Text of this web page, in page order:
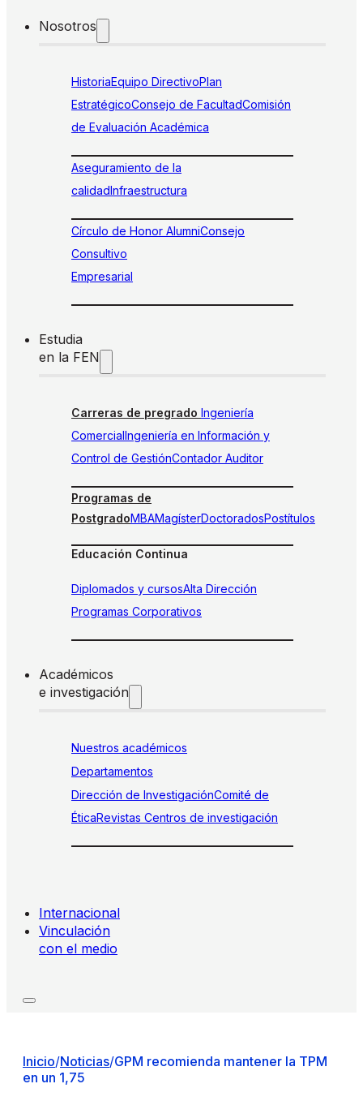
Nosotros
HistoriaEquipo DirectivoPlan
EstratégicoConsejo de FacultadComisión
de Evaluación Académica
Aseguramiento de la
calidadInfraestructura
Círculo de Honor AlumniConsejo
Consultivo
Empresarial
Estudia
en la FEN
Carreras de pregrado Ingeniería
ComercialIngeniería en Información y
Control de GestiónContador Auditor
Programas de
PostgradoMBAMagísterDoctoradosPostítulos
Educación Continua
Diplomados y cursosAlta Dirección
Programas Corporativos
Académicos
e investigación
Nuestros académicos
Departamentos
Dirección de InvestigaciónComité de
ÉticaRevistas Centros de investigación
Internacional
Vinculación
con el medio
Inicio/Noticias/GPM recomienda mantener la TPM
en un 1,75